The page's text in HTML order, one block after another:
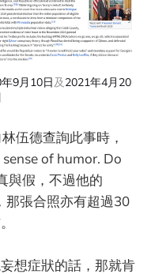
9月10日 及 2021年4月20
伍德查詢此事時，
of humor. Do
與假，不過他的
那張合照亦有超過30
想症狀的話，那就肯